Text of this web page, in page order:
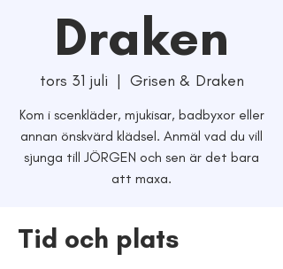
Draken
tors 31 juli
  |
Grisen & Draken
Kom i scenkläder, mjukisar, badbyxor eller
annan önskvärd klädsel. Anmäl vad du vill
sjunga till JÖRGEN och sen är det bara
att maxa.
Tid och plats